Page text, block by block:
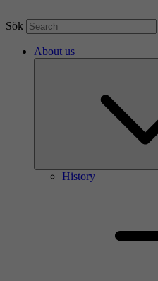
Sök
About us
History